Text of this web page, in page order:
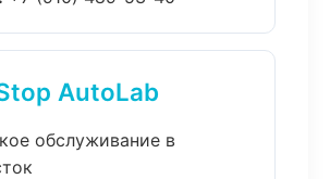
AutoLab
обслуживание в